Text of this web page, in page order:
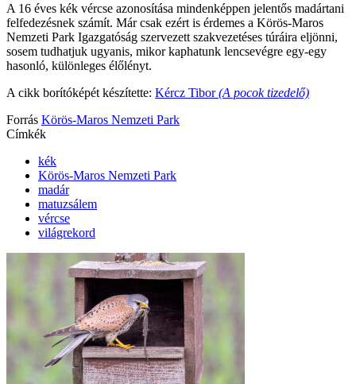
A 16 éves kék vércse azonosítása mindenképpen jelentős madártani
felfedezésnek számít. Már csak ezért is érdemes a Körös-Maros
Nemzeti Park Igazgatóság szervezett szakvezetéses túráira eljönni,
sosem tudhatjuk ugyanis, mikor kaphatunk lencsevégre egy-egy
hasonló, különleges élőlényt.
A cikk borítóképét készítette: Kércz Tibor(A pocok tizedelő)
Forrás Körös-Maros Nemzeti Park
Címkék
kék
Körös-Maros Nemzeti Park
madár
matuzsálem
vércse
világrekord